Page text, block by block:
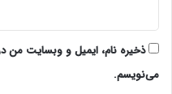
ذخیره نام، ایمیل و وبسایت من
می‌نویسم.